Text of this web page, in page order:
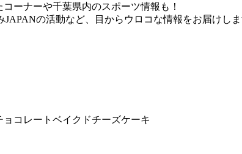
ーナーや千葉県内のスポーツ情報も！
の活動など、目からウロコな情報をお届けしま
ョコレートベイクドチーズケーキ